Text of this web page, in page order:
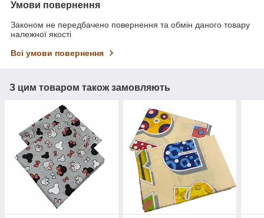
Умови повернення
Законом не передбачено повернення та обмін даного товару
належної якості
Всі умови повернення
З цим товаром також замовляють